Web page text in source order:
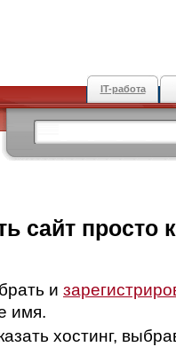
IT-работа
сайт просто
и
имя.
хостинг,